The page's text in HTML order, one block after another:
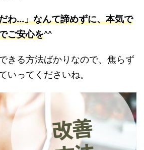
わ...」なんて諦めずに、本気で
ご安心を^^
きる方法ばかりなので、焦らず
いってくださいね。